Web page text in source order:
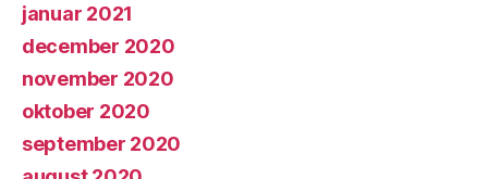
januar 2021
december 2020
november 2020
oktober 2020
september 2020